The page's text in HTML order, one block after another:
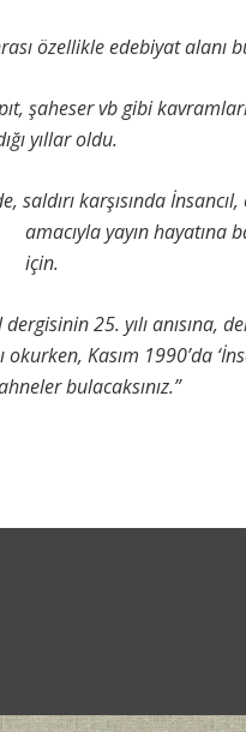
özellikle edebiyat alanı
şaheser vb gibi
yıllar oldu.
saldırı karşısında
amacıyla yayın hayatına
için.
25. yılı anısına,
okurken, Kasım 1990’da
bulacaksınız.”